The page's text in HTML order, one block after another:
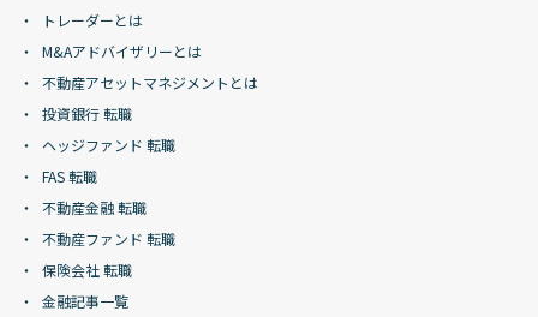
トレーダーとは
M&Aアドバイザリーとは
不動産アセットマネジメントとは
投資銀行 転職
ヘッジファンド 転職
FAS 転職
不動産金融 転職
不動産ファンド 転職
保険会社 転職
金融記事一覧